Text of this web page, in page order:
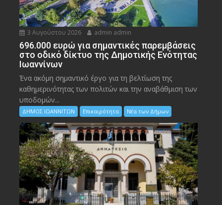
3 Αυγούστου 2026 admin admin
696.000 ευρώ για σημαντικές παρεμβάσεις
στο οδικό δίκτυο της Δημοτικής Ενότητας
Ιωαννίνων
Ένα ακόμη σημαντικό έργο για τη βελτίωση της
καθημερινότητας των πολιτών και την αναβάθμιση των
υποδομών...
ΔΗΜΟΣ ΙΩΑΝΝΙΤΩΝ Επικαιρότητα Νέα των Δήμων